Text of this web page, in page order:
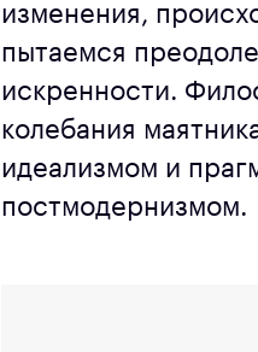
изменения,
пытаемся
искренности.
колебания
идеализмом и
постмодернизмом.